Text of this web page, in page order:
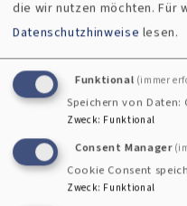
Manuela Weber, 09661/ 891-
Annika Weigl, 09661/
Vst.sulzbach-
die wir nutzen möchten.Für
Datenschutzhinweise lesen.
Funktional (immer
Speichern von
Zweck: Funktional
Consent Manager
Cookie Consent
Zweck: Funktional